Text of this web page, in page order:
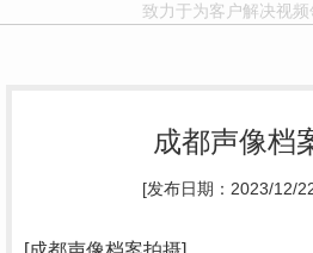
致力于为客户解决视
成都声像档
[发布日期：2023/12/